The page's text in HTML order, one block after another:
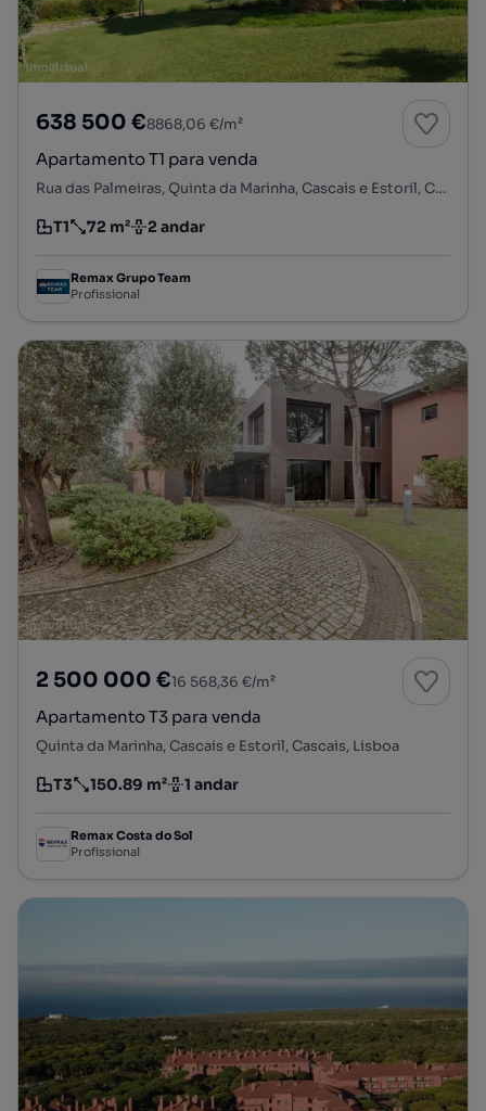
638 500 €8868,06 €/m²
Apartamento T1 para venda
Rua das Palmeiras, Quinta da Marinha, Cascais e Estoril, Cascais, Lisboa
Tipologia
T1
Preço por metro quadrado
72 m²
Andar 2 andar
Remax Grupo Team
Profissional
2 500 000 €16 568,36 €/m²
Apartamento T3 para venda
Quinta da Marinha, Cascais e Estoril, Cascais, Lisboa
Tipologia
T3
Preço por metro quadrado
150.89 m²
Andar 1 andar
Remax Costa do Sol
Profissional